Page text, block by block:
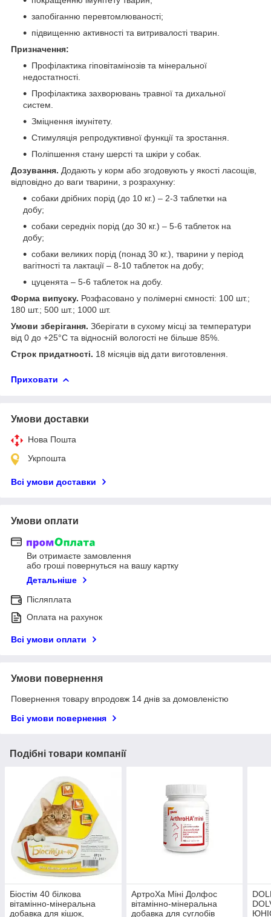
запобіганню перевтомлюваності;
підвищенню активності та витривалості тварин.
Призначення:
Профілактика гіповітамінозів та мінеральної
недостатності.
Профілактика захворювань травної та дихальної
систем.
Зміцнення імунітету.
Стимуляція репродуктивної функції та зростання.
Поліпшення стану шерсті та шкіри у собак.
Дозування. Додають у корм або згодовують у якості ласощів,
відповідно до ваги тварини, з розрахунку:
собаки дрібних порід (до 10 кг.) – 2-3 таблетки на
добу;
собаки середніх порід (до 30 кг.) – 5-6 таблеток на
добу;
собаки великих порід (понад 30 кг.), тварини у період
вагітності та лактації – 8-10 таблеток на добу;
цуценята – 5-6 таблеток на добу.
Форма випуску. Розфасовано у полімерні ємності: 100 шт.;
180 шт.; 500 шт.; 1000 шт.
Умови зберігання. Зберігати в сухому місці за температури
від 0 до +25°С та відносній вологості не більше 85%.
Строк придатності. 18 місяців від дати виготовлення.
Приховати
Умови доставки
Нова Пошта
Укрпошта
Всі умови доставки
Умови оплати
Ви отримаєте замовлення
або гроші повернуться на вашу картку
Детальніше
Післяплата
Оплата на рахунок
Всі умови оплати
Умови повернення
Повернення товару впродовж 14 днів за домовленістю
Всі умови повернення
Подібні товари компанії
Біостім 40 білкова
вітамінно-мінеральна
добавка для кішок,
АртроХа Міні Долфос
вітамінно-мінеральна
добавка для суглобів